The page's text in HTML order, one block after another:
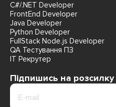
C#/.NET Developer
FrontEnd Developer
Java Developer
Python Developer
FullStack Node.js Developer
QA Тестування ПЗ
IT Рекрутер
Підпишись на розсилку